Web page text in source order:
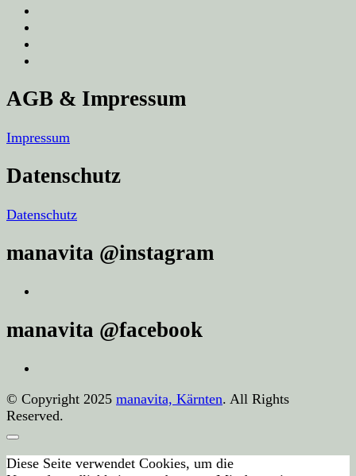
AGB & Impressum
Impressum
Datenschutz
Datenschutz
manavita @instagram
manavita @facebook
© Copyright 2025 manavita, Kärnten. All Rights
Reserved.
Diese Seite verwendet Cookies, um die